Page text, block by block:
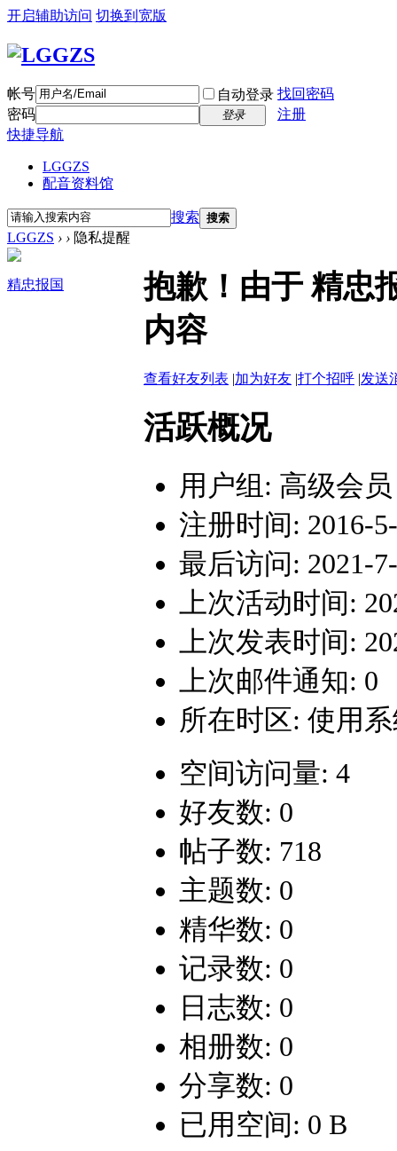
开启辅助访问 切换到宽版
帐号 自动登录 找回密码
密码
登录
注册
快捷导航
LGGZS
配音资料馆
搜索 搜索
LGGZS › › 隐私提醒
精忠报国
抱歉！由于 精忠
内容
查看好友列表 |加为好友 |打个招呼 |发送
活跃概况
用户组: 高级会员
注册时间: 2016-
最后访问: 2021-
上次活动时间:
上次发表时间:
上次邮件通知: 0
所在时区: 使用
空间访问量: 4
好友数: 0
帖子数: 718
主题数: 0
精华数: 0
记录数: 0
日志数: 0
相册数: 0
分享数: 0
已用空间: 0 B